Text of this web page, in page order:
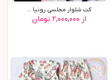
کت شلوار مجلسي رونيا ...
از ۲,۰۰۰,۰۰۰ تومان